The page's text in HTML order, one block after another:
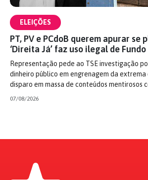
ELEIÇÕES
PT, PV e PCdoB querem apurar se
‘Direita Já’ faz uso ilegal de
Representação pede ao TSE investigação
dinheiro público em engrenagem da
disparo em massa de conteúdos mentirosos
07/08/2026